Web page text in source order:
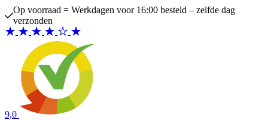
Ga naar de inhoud
Bezoek de winkel in Scheveningen
9,0